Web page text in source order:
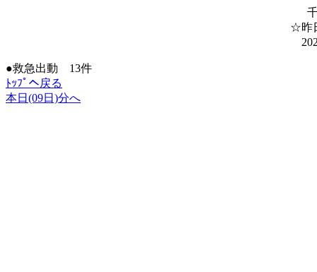
☆昨
●救急出動 13件
ﾄｯﾌﾟへ戻る
本日(09日)分へ